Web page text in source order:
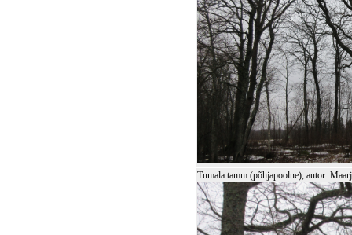
Tumala tamm (põhjapoolne), autor: